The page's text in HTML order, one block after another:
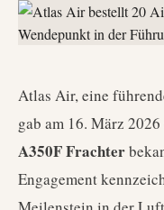
Atlas Air, eine
gab am 16. März
A350F Frachter
Engagement